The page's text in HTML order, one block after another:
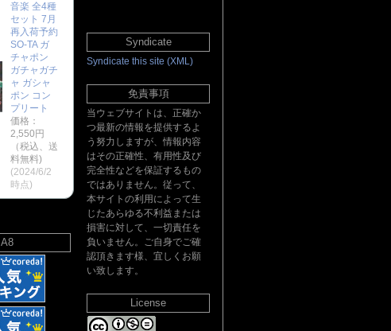
音楽 全4種
セット 7月
再入荷予約
SO-TA ガ
チャポン
ガチャガチ
ャ ガシャ
ポン コン
プリート
価格：
2,550円
（税込、送
料無料)
(2024/6/2
時点)
A8
Syndicate
Syndicate this site (XML)
免責事項
当ウェブサイトは、正確か
つ最新の情報を提供するよ
う努力しますが、情報内容
はその正確性、有用性及び
完全性などを保証するもの
ではありません。従って、
本サイトの利用によって生
じたあらゆる不利益または
損害に対して、一切責任を
負いません。ご自身でご確
認頂きます様、宜しくお願
い致します。
License